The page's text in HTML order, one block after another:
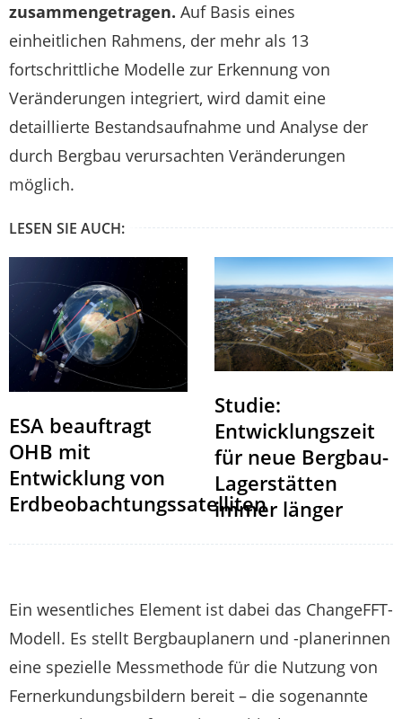
zusammengetragen. Auf Basis eines
einheitlichen Rahmens, der mehr als 13
fortschrittliche Modelle zur Erkennung von
Veränderungen integriert, wird damit eine
detaillierte Bestandsaufnahme und Analyse der
durch Bergbau verursachten Veränderungen
möglich.
LESEN SIE AUCH:
ESA beauftragt
OHB mit
Entwicklung von
Erdbeobachtungssatelliten
Studie:
Entwicklungszeit
für neue Bergbau-
Lagerstätten
immer länger
Ein wesentliches Element ist dabei das ChangeFFT-
Modell. Es stellt Bergbauplanern und -planerinnen
eine spezielle Messmethode für die Nutzung von
Fernerkundungsbildern bereit – die sogenannte